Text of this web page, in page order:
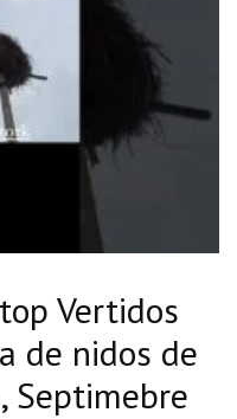
Vertidos
de nidos de
Septimebre